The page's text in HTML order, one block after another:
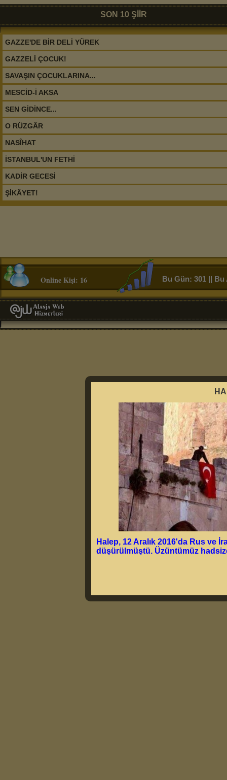
SON 10 ŞİİR
GAZZE'DE BİR DELİ YÜREK
GAZZELİ ÇOCUK!
SAVAŞIN ÇOCUKLARINA...
MESCİD-İ AKSA
SEN GİDİNCE...
O RÜZGÂR
NASÎHAT
İSTANBUL'UN FETHİ
KADİR GECESİ
ŞİKÂYET!
Online Kişi: 16 Bu Gün: 301 || Bu
Halep, 12 Aralık 2016'da Rus ve
düşürülmüştü. Üzüntümüz